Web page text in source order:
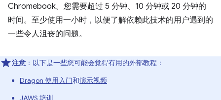
Chromebook。您需要超过 5 分钟、10 分钟或 20 分钟的
时间。至少使用一小时，以便了解依赖此技术的用户遇到的
一些令人沮丧的问题。
注意 ：以下是一些您可能会觉得有用的外部教程：
Dragon 使用入门和演示视频
JAWS 培训